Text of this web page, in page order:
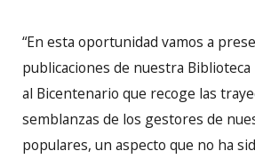
“En esta oportunidad vamos a
publicaciones de nuestra Biblioteca
al Bicentenario que recoge las
semblanzas de los gestores de
populares, un aspecto que no ha